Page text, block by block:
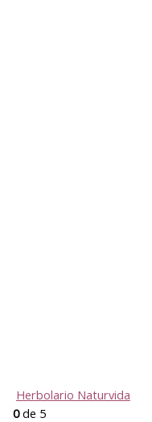
Herbolario Naturvida
0de 5